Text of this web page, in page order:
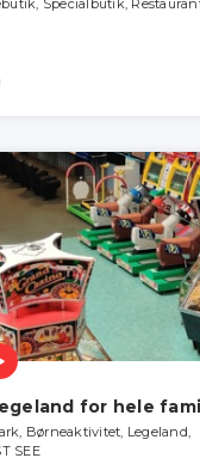
for hele
Børneaktivitet, Legeland,
SEE